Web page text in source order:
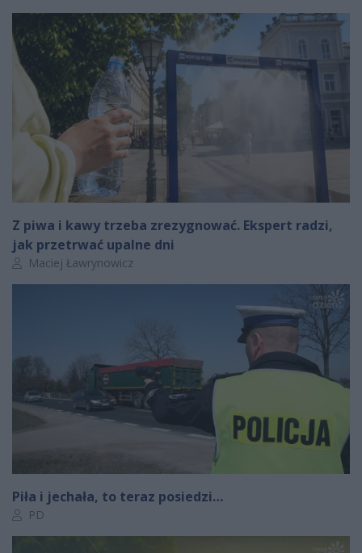
Z piwa i kawy trzeba zrezygnować. Ekspert radzi,
jak przetrwać upalne dni
Autor artykułu:
Maciej Ławrynowicz
Piła i jechała, to teraz posiedzi…
Autor artykułu:
PD